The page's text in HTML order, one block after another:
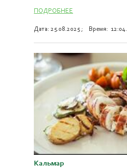
ПОДРОБНЕЕ
Дата: 25.08.2025 ; Время: 12:04.
Кальмар